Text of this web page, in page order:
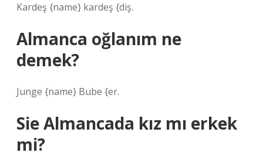
Kardeş {name} kardeş {diş.
Almanca oğlanım ne
demek?
Junge {name} Bube {er.
Sie Almancada kız mı erkek
mi?